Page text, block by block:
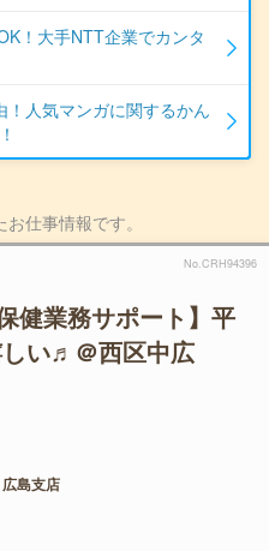
！大手NTT企業でカンタ
人気マンガに関するかん
仕事情報です。
No.CRH94396
健業務サポート】平
い♬＠西区中広
島支店